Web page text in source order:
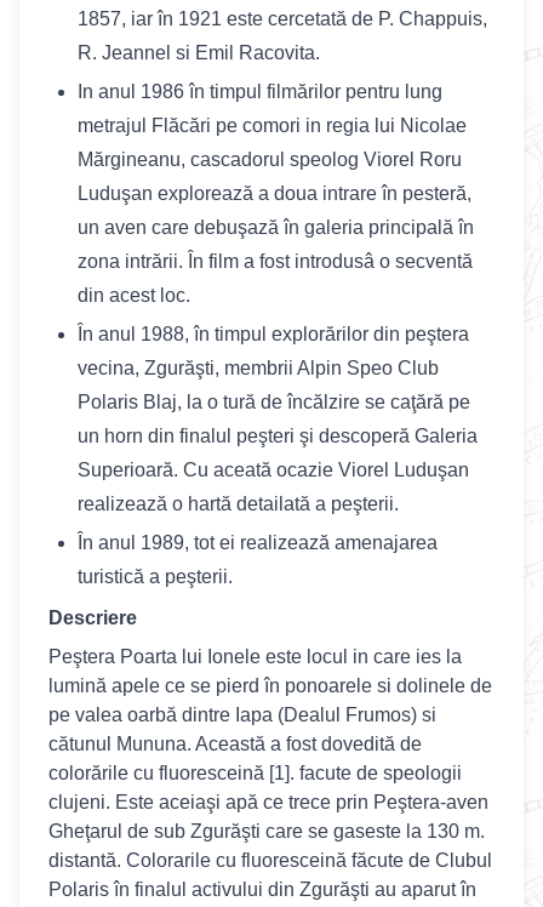
1857, iar în 1921 este cercetată de P. Chappuis,
R. Jeannel si Emil Racovita.
In anul 1986 în timpul filmărilor pentru lung
metrajul Flăcări pe comori in regia lui Nicolae
Mărgineanu, cascadorul speolog Viorel Roru
Luduşan explorează a doua intrare în pesteră,
un aven care debuşază în galeria principală în
zona intrării. În film a fost introdusâ o secventă
din acest loc.
În anul 1988, în timpul explorărilor din peştera
vecina, Zgurăşti, membrii Alpin Speo Club
Polaris Blaj, la o tură de încălzire se caţără pe
un horn din finalul peşteri şi descoperă Galeria
Superioară. Cu aceată ocazie Viorel Luduşan
realizează o hartă detailată a peşterii.
În anul 1989, tot ei realizează amenajarea
turistică a peşterii.
Descriere
Peştera Poarta lui Ionele este locul in care ies la
lumină apele ce se pierd în ponoarele si dolinele de
pe valea oarbă dintre Iapa (Dealul Frumos) si
cătunul Mununa. Această a fost dovedită de
colorările cu fluoresceină [1]. facute de speologii
clujeni. Este aceiaşi apă ce trece prin Peştera-aven
Gheţarul de sub Zgurăşti care se gaseste la 130 m.
distantă. Colorarile cu fluoresceină făcute de Clubul
Polaris în finalul activului din Zgurăşti au aparut în